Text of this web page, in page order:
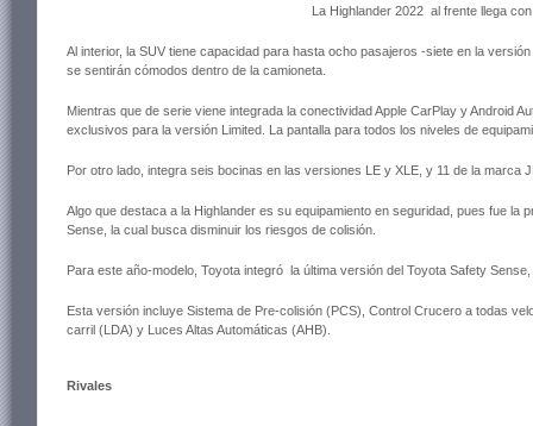
La Highlander 2022 al frente llega
Al interior, la SUV tiene capacidad para hasta ocho pasajeros -siete en la
se sentirán cómodos dentro de la camioneta.
Mientras que de serie viene integrada la conectividad Apple CarPlay y Android
exclusivos para la versión Limited. La pantalla para todos los niveles de
Por otro lado, integra seis bocinas en las versiones LE y XLE, y 11 de la marca
Algo que destaca a la Highlander es su equipamiento en seguridad, pues fue la
Sense, la cual busca disminuir los riesgos de colisión.
Para este año-modelo, Toyota integró la última versión del Toyota Safety
Esta versión incluye Sistema de Pre-colisión (PCS), Control Crucero a todas
carril (LDA) y Luces Altas Automáticas (AHB).
Rivales